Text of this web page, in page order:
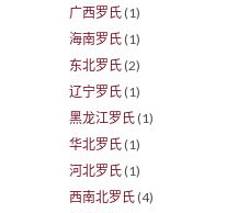
广西罗氏 (1)
海南罗氏 (1)
东北罗氏 (2)
辽宁罗氏 (1)
黑龙江罗氏 (1)
华北罗氏 (1)
河北罗氏 (1)
西南北罗氏 (4)